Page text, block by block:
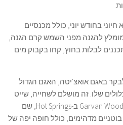
בחודש יוני, כולל מכנסיים
מומלץ להגנה מפני השמש קרם הגנה,
לבלות בחוץ, קחו בקבוק מים
לבקר באגם אואצ'יטה, האגם הגדול
שלו. זה מושלם לשחייה, שייט
ודיג. יעד מצוין נוסף הוא גני Garvan Woodland ב-Hot Springs, שם
של נופים בוטניים מדהימים, כולל חופה יפה של